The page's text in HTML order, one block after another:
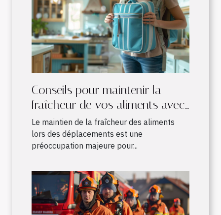
Conseils pour maintenir la
fraîcheur de vos aliments avec
un sac à dos isotherme
Le maintien de la fraîcheur des aliments
lors des déplacements est une
préoccupation majeure pour...